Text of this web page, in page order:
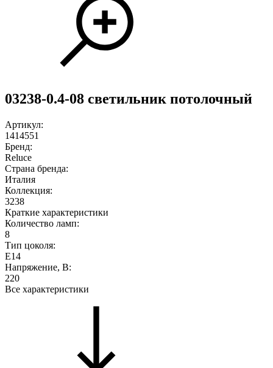
03238-0.4-08 светильник потолочный
Артикул:
1414551
Бренд:
Reluce
Страна бренда:
Италия
Коллекция:
3238
Краткие характеристики
Количество ламп:
8
Тип цоколя:
E14
Напряжение, В:
220
Все характеристики